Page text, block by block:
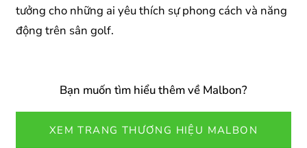
tưởng cho những ai yêu thích sự phong cách và năng
động trên sân golf.
Bạn muốn tìm hiểu thêm về Malbon?
XEM TRANG THƯƠNG HIỆU MALBON